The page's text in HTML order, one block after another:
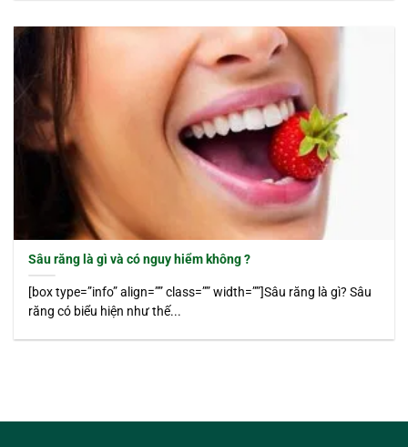
Sâu răng là gì và có nguy hiểm không ?
[box type=”info” align=”” class=”” width=””]Sâu răng là gì? Sâu
răng có biểu hiện như thế...